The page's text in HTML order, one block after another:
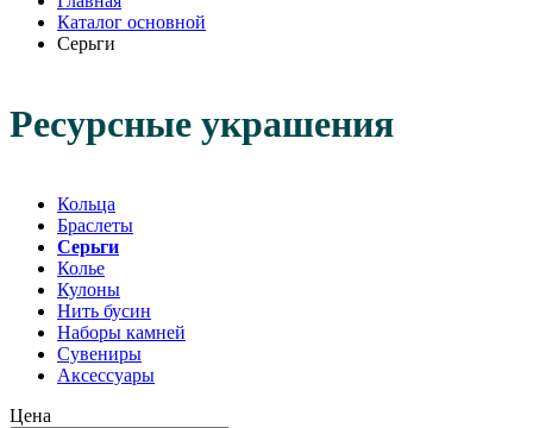
Каталог основной
Серьги
Ресурсные украшения
Кольца
Браслеты
Серьги
Колье
Кулоны
Нить бусин
Наборы камней
Сувениры
Аксессуары
Цена